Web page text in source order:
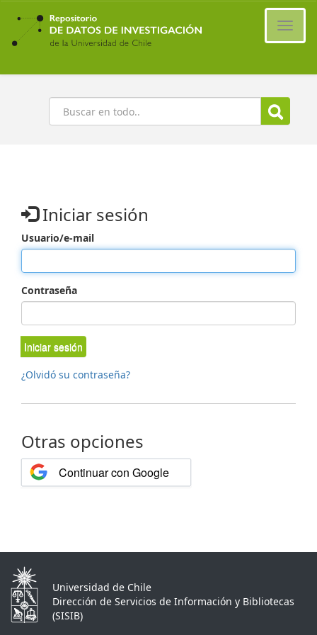
Ir
contenido
principal
Buscar
Iniciar sesión
Usuario/e-mail
Contraseña
Iniciar sesión
¿Olvidó su contraseña?
Otras opciones
Continuar con Google
Universidad de Chile
Dirección de Servicios de Información y Bibliotecas
(SISIB)